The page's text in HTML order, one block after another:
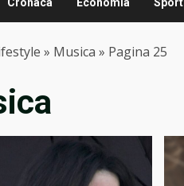
» Musica » Pagina 25